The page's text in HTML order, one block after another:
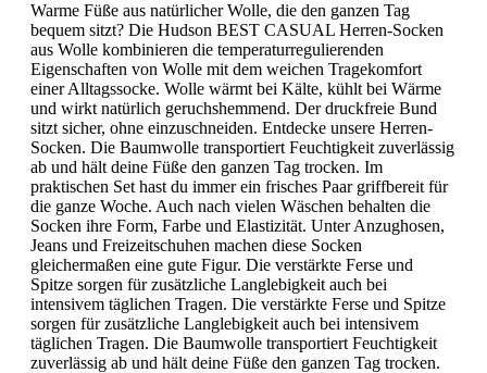
Warme Füße aus natürlicher Wolle, die den ganzen Tag
bequem sitzt? Die Hudson BEST CASUAL Herren-Socken
aus Wolle kombinieren die temperaturregulierenden
Eigenschaften von Wolle mit dem weichen Tragekomfort
einer Alltagssocke. Wolle wärmt bei Kälte, kühlt bei Wärme
und wirkt natürlich geruchshemmend. Der druckfreie Bund
sitzt sicher, ohne einzuschneiden. Entdecke unsere Herren-
Socken. Die Baumwolle transportiert Feuchtigkeit zuverlässig
ab und hält deine Füße den ganzen Tag trocken. Im
praktischen Set hast du immer ein frisches Paar griffbereit für
die ganze Woche. Auch nach vielen Wäschen behalten die
Socken ihre Form, Farbe und Elastizität. Unter Anzughosen,
Jeans und Freizeitschuhen machen diese Socken
gleichermaßen eine gute Figur. Die verstärkte Ferse und
Spitze sorgen für zusätzliche Langlebigkeit auch bei
intensivem täglichen Tragen. Die verstärkte Ferse und Spitze
sorgen für zusätzliche Langlebigkeit auch bei intensivem
täglichen Tragen. Die Baumwolle transportiert Feuchtigkeit
zuverlässig ab und hält deine Füße den ganzen Tag trocken.